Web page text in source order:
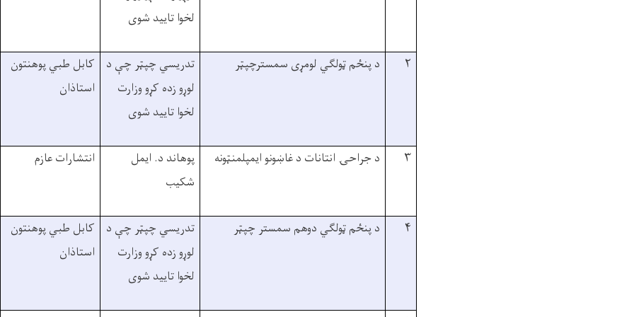
لخوا تاييد شوی
۲ د پنځم ټولګي لومړی سمسترچپټر
تدريسي چپټر چې د
لوړو زده کړو وزارت
لخوا تاييد شوی
کابل طبي پوهنتون
استاذان
۳ د جراحۍ انتانات د غاښونو ايمپلمنټونه
پوهاند د. ايمل
شکيب
انتشارات عازم
۴ د پنځم ټولګي دوهم سمستر چپټر
تدريسي چپټر چې د
لوړو زده کړو وزارت
لخوا تاييد شوی
کابل طبي پوهنتون
استاذان